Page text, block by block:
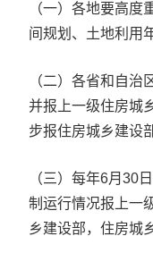
（一）各地要高
间规划、土地利用
（二）各省和自治
并报上一级住房城
步报住房城乡建设
（三）每年6月30
制运行情况报上一
乡建设部，住房城